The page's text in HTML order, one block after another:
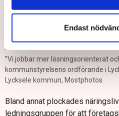
Endast
”Vi jobbar mer lösningsorienterat
kommunstyrelsens ordförande i
Lycksele kommun, Mostphotos
Bland annat plockades
ledningsgruppen för att